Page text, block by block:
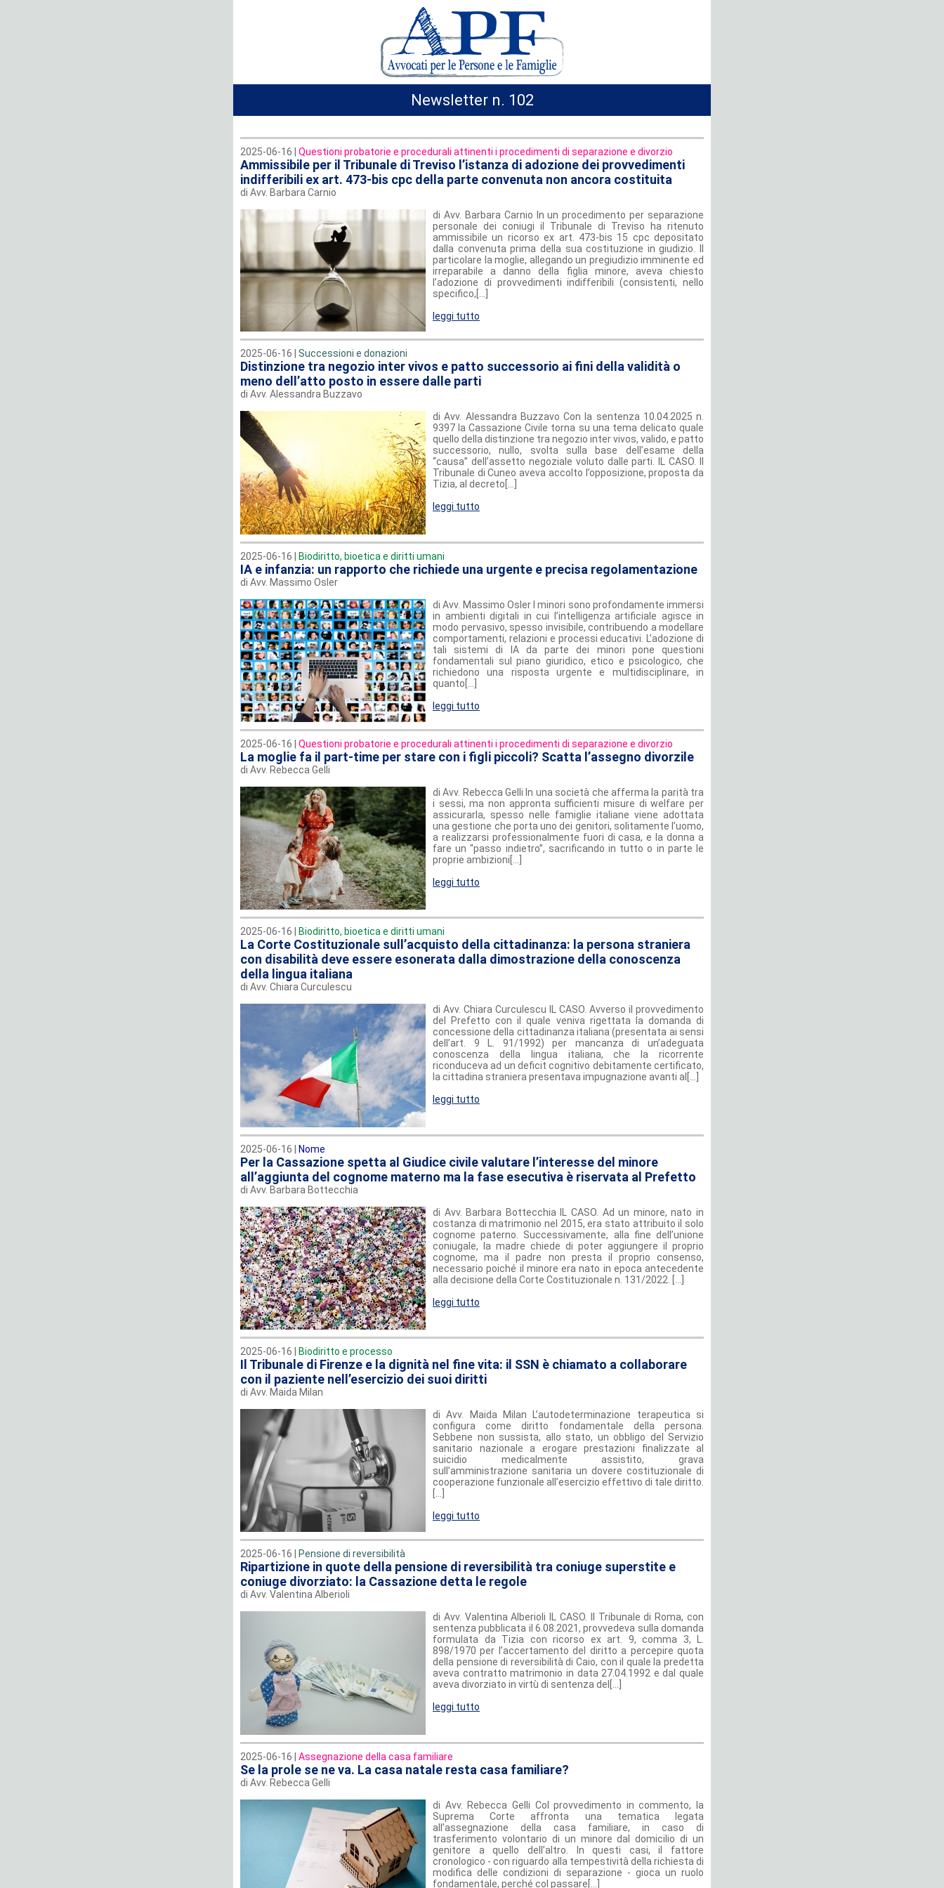
Newsletter n. 102
2025-06-16 | Questioni probatorie e procedurali attinenti i procedimenti di separazione e divorzio
Ammissibile per il Tribunale di Treviso l’istanza di adozione dei provvedimenti
indifferibili ex art. 473-bis cpc della parte convenuta non ancora costituita
di Avv. Barbara Carnio
di Avv. Barbara Carnio In un procedimento per separazione
personale dei coniugi il Tribunale di Treviso ha ritenuto
ammissibile un ricorso ex art. 473-bis 15 cpc depositato
dalla convenuta prima della sua costituzione in giudizio. Il
particolare la moglie, allegando un pregiudizio imminente ed
irreparabile a danno della figlia minore, aveva chiesto
l’adozione di provvedimenti indifferibili (consistenti, nello
specifico,[...]
leggi tutto
2025-06-16 | Successioni e donazioni
Distinzione tra negozio inter vivos e patto successorio ai fini della validità o
meno dell’atto posto in essere dalle parti
di Avv. Alessandra Buzzavo
di Avv. Alessandra Buzzavo Con la sentenza 10.04.2025 n.
9397 la Cassazione Civile torna su una tema delicato quale
quello della distinzione tra negozio inter vivos, valido, e patto
successorio, nullo, svolta sulla base dell’esame della
“causa” dell’assetto negoziale voluto dalle parti. IL CASO. Il
Tribunale di Cuneo aveva accolto l’opposizione, proposta da
Tizia, al decreto[...]
leggi tutto
2025-06-16 | Biodiritto, bioetica e diritti umani
IA e infanzia: un rapporto che richiede una urgente e precisa regolamentazione
di Avv. Massimo Osler
di Avv. Massimo Osler I minori sono profondamente immersi
in ambienti digitali in cui l’intelligenza artificiale agisce in
modo pervasivo, spesso invisibile, contribuendo a modellare
comportamenti, relazioni e processi educativi. L’adozione di
tali sistemi di IA da parte dei minori pone questioni
fondamentali sul piano giuridico, etico e psicologico, che
richiedono una risposta urgente e multidisciplinare, in
quanto[...]
leggi tutto
2025-06-16 | Questioni probatorie e procedurali attinenti i procedimenti di separazione e divorzio
La moglie fa il part-time per stare con i figli piccoli? Scatta l’assegno divorzile
di Avv. Rebecca Gelli
di Avv. Rebecca Gelli In una società che afferma la parità tra
i sessi, ma non appronta sufficienti misure di welfare per
assicurarla, spesso nelle famiglie italiane viene adottata
una gestione che porta uno dei genitori, solitamente l’uomo,
a realizzarsi professionalmente fuori di casa, e la donna a
fare un “passo indietro”, sacrificando in tutto o in parte le
proprie ambizioni[...]
leggi tutto
2025-06-16 | Biodiritto, bioetica e diritti umani
La Corte Costituzionale sull’acquisto della cittadinanza: la persona straniera
con disabilità deve essere esonerata dalla dimostrazione della conoscenza
della lingua italiana
di Avv. Chiara Curculescu
di Avv. Chiara Curculescu IL CASO. Avverso il provvedimento
del Prefetto con il quale veniva rigettata la domanda di
concessione della cittadinanza italiana (presentata ai sensi
dell’art. 9 L. 91/1992) per mancanza di un’adeguata
conoscenza della lingua italiana, che la ricorrente
riconduceva ad un deficit cognitivo debitamente certificato,
la cittadina straniera presentava impugnazione avanti al[...]
leggi tutto
2025-06-16 | Nome
Per la Cassazione spetta al Giudice civile valutare l’interesse del minore
all’aggiunta del cognome materno ma la fase esecutiva è riservata al Prefetto
di Avv. Barbara Bottecchia
di Avv. Barbara Bottecchia IL CASO. Ad un minore, nato in
costanza di matrimonio nel 2015, era stato attribuito il solo
cognome paterno. Successivamente, alla fine dell’unione
coniugale, la madre chiede di poter aggiungere il proprio
cognome, ma il padre non presta il proprio consenso,
necessario poiché il minore era nato in epoca antecedente
alla decisione della Corte Costituzionale n. 131/2022. [...]
leggi tutto
2025-06-16 | Biodiritto e processo
Il Tribunale di Firenze e la dignità nel fine vita: il SSN è chiamato a collaborare
con il paziente nell’esercizio dei suoi diritti
di Avv. Maida Milan
di Avv. Maida Milan L’autodeterminazione terapeutica si
configura come diritto fondamentale della persona.
Sebbene non sussista, allo stato, un obbligo del Servizio
sanitario nazionale a erogare prestazioni finalizzate al
suicidio medicalmente assistito, grava
sull’amministrazione sanitaria un dovere costituzionale di
cooperazione funzionale all’esercizio effettivo di tale diritto.
leggi tutto
2025-06-16 | Pensione di reversibilità
Ripartizione in quote della pensione di reversibilità tra coniuge superstite e
coniuge divorziato: la Cassazione detta le regole
di Avv. Valentina Alberioli
di Avv. Valentina Alberioli IL CASO. Il Tribunale di Roma, con
sentenza pubblicata il 6.08.2021, provvedeva sulla domanda
formulata da Tizia con ricorso ex art. 9, comma 3, L.
898/1970 per l’accertamento del diritto a percepire quota
della pensione di reversibilità di Caio, con il quale la predetta
aveva contratto matrimonio in data 27.04.1992 e dal quale
aveva divorziato in virtù di sentenza del[...]
leggi tutto
2025-06-16 | Assegnazione della casa familiare
Se la prole se ne va. La casa natale resta casa familiare?
di Avv. Rebecca Gelli
di Avv. Rebecca Gelli Col provvedimento in commento, la
Suprema Corte affronta una tematica legata
all’assegnazione della casa familiare, in caso di
trasferimento volontario di un minore dal domicilio di un
genitore a quello dell’altro. In questi casi, il fattore
cronologico - con riguardo alla tempestività della richiesta di
modifica delle condizioni di separazione - gioca un ruolo
fondamentale, perché col passare[...]